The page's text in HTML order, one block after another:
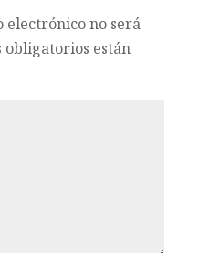
electrónico no será
obligatorios están